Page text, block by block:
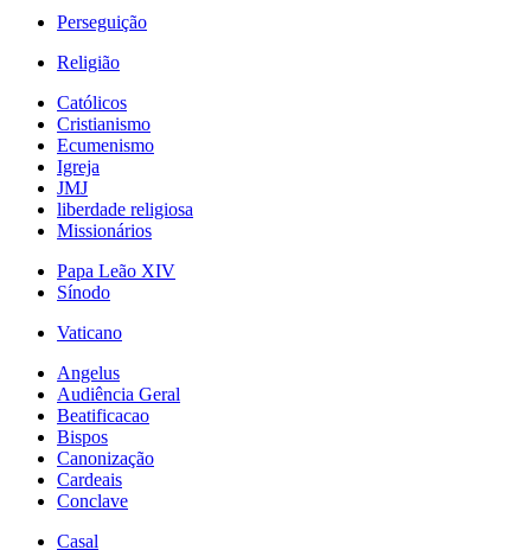
Perseguição
Religião
Católicos
Cristianismo
Ecumenismo
Igreja
JMJ
liberdade religiosa
Missionários
Papa Leão XIV
Sínodo
Vaticano
Angelus
Audiência Geral
Beatificacao
Bispos
Canonização
Cardeais
Conclave
Casal